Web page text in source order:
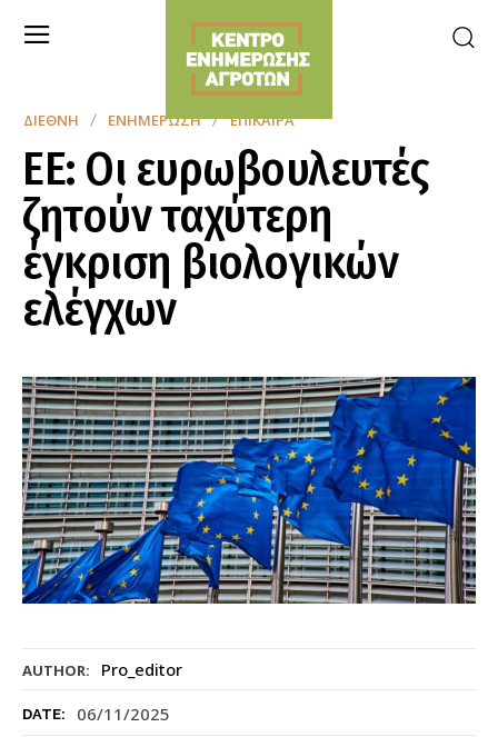
AUTHOR: Pro_editor
DATE: 06/11/2025
ΔΙΕΘΝΉ ΕΝΗΜΈΡΩΣΗ ΕΠΊΚΑΙΡΑ
ΕΕ: Οι ευρωβουλευτές
ζητούν ταχύτερη
έγκριση βιολογικών
ελέγχων